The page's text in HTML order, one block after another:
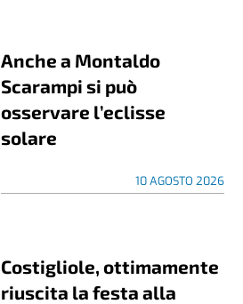
Anche a Montaldo
Scarampi si può
osservare l’eclisse
solare
10 AGOSTO 2026
Costigliole, ottimamente
riuscita la festa alla